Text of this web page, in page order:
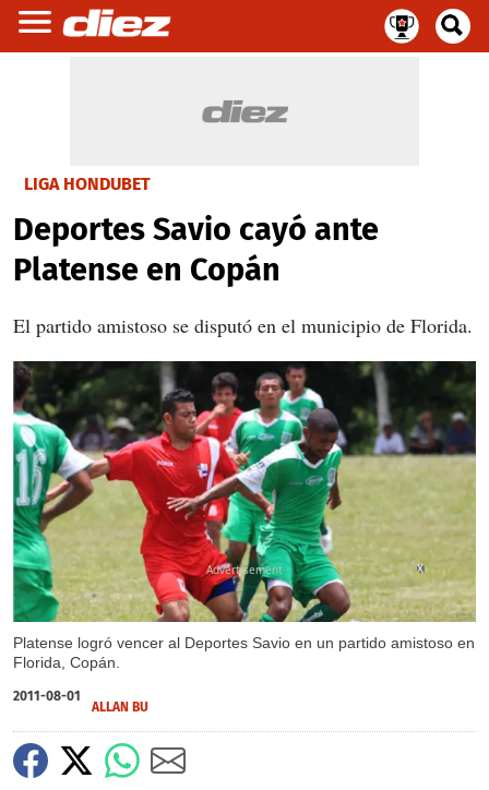
LIGA HONDUBET
Deportes Savio cayó ante
Platense en Copán
El partido amistoso se disputó en el municipio de Florida.
Platense logró vencer al Deportes Savio en un partido amistoso en
Florida, Copán.
X
2011-08-01
ALLAN BU